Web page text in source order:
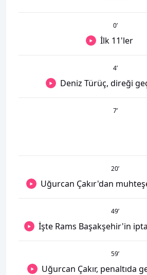
0’
İlk 11'ler
4’
Deniz Türüç, direği
7’
20’
Uğurcan Çakır'dan
49’
İşte Rams Başakşehir'in
59’
Uğurcan Çakır, penaltıda